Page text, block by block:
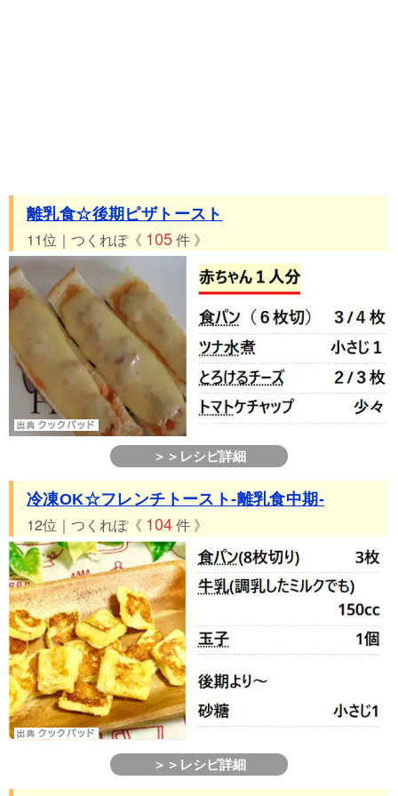
離乳食☆後期ピザトースト
11位｜つくれぽ《 105件 》
＞＞レシピ詳細
冷凍OK☆フレンチトースト-離乳食中期-
12位｜つくれぽ《 104件 》
＞＞レシピ詳細